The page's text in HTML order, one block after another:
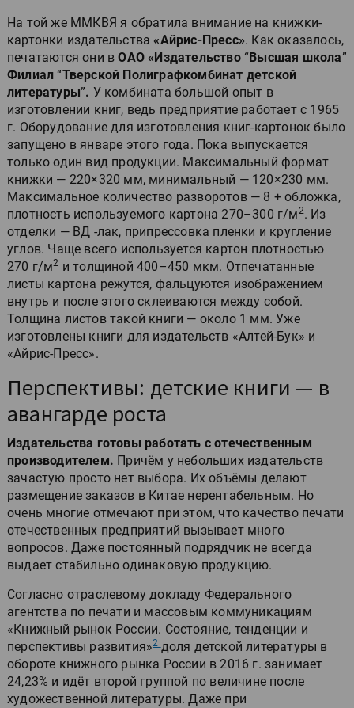
На той же ММКВЯ я обратила внимание на книжки-
картонки издательства «Айрис-Пресс». Как оказалось,
печатаются они вОАО «Издательство“Высшая школа”
Филиал“Тверской Полиграфкомбинат детской
литературы”. У комбината большой опыт в
изготовлении книг, ведь предприятие работает с 1965
г. Оборудование для изготовления книг-картонок было
запущено в январе этого года. Пока выпускается
только один вид продукции. Максимальный формат
книжки — 220×320 мм, минимальный — 120×230 мм.
Максимальное количество разворотов — 8 + обложка,
плотность используемого картона 270–300 г/м2. Из
отделки — ВД -лак, припрессовка пленки и кругление
углов. Чаще всего используется картон плотностью
270 г/м2 и толщиной 400–450 мкм. Отпечатанные
листы картона режутся, фальцуются изображением
внутрь и после этого склеиваются между собой.
Толщина листов такой книги — около 1 мм. Уже
изготовлены книги для издательств «Алтей-Бук» и
«Айрис-Пресс».
Перспективы: детские книги — в
авангарде роста
Издательства готовы работать с отечественным
производителем. Причём у небольших издательств
зачастую просто нет выбора. Их объёмы делают
размещение заказов в Китае нерентабельным. Но
очень многие отмечают при этом, что качество печати
отечественных предприятий вызывает много
вопросов. Даже постоянный подрядчик не всегда
выдает стабильно одинаковую продукцию.
Согласно отраслевому докладу Федерального
агентства по печати и массовым коммуникациям
«Книжный рынок России. Состояние, тенденции и
перспективы развития»2 доля детской литературы в
обороте книжного рынка России в 2016 г. занимает
24,23% и идёт второй группой по величине после
художественной литературы. Даже при